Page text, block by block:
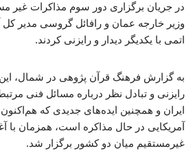
در جریان برگزاری دور سوم مذاکرات غیر
وزیر خارجه عمان و رافائل گروسی مدیر کل
اتمی با یکدیگر دیدار و رایزنی کردند.
به گزارش فرهنگ قرآن پژوهی در شمال،
رایزنی و تبادل نظر درباره مسائل فنی
ایران و همچنین ایده‌های جدیدی که
آمریکایی در حال مذاکره است، همزمان با
غیرمستقیم میان دو کشور برگزار شد.